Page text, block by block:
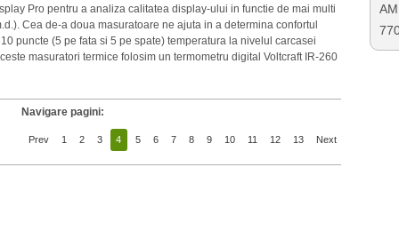
Pro pentru a analiza calitatea display-ului in functie de mai multi
Cea de-a doua masuratoare ne ajuta in a determina confortul
puncte (5 pe fata si 5 pe spate) temperatura la nivelul carcasei
masuratori termice folosim un termometru digital Voltcraft IR-260
Navigare pagini:
Prev 1 2 3 4 5 6 7 8 9 10 11 12 13 Next